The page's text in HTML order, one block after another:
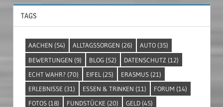
TAGS
AACHEN (54) ALLTAGSSORGEN (26) AUTO (35)
BEWERTUNGEN (9) BLOG (52) DATENSCHUTZ (12)
ECHT WAHR? (70) EIFEL (25) ERASMUS (21)
ERLEBNISSE (31) ESSEN & TRINKEN (11) FORUM (14)
FOTOS (18) FUNDSTÜCKE (20) GELD (45)